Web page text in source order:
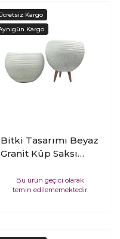
Bitki Tasarımı Beyaz
Granit Küp Saksı
Çiçeklik Büyük Boy
İkili Set (Ayaksız-3
Bu ürün geçici olarak
temin edilememektedir.